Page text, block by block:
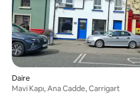
Daire
Mavi Kapı, Ana Cadde, Carrigart